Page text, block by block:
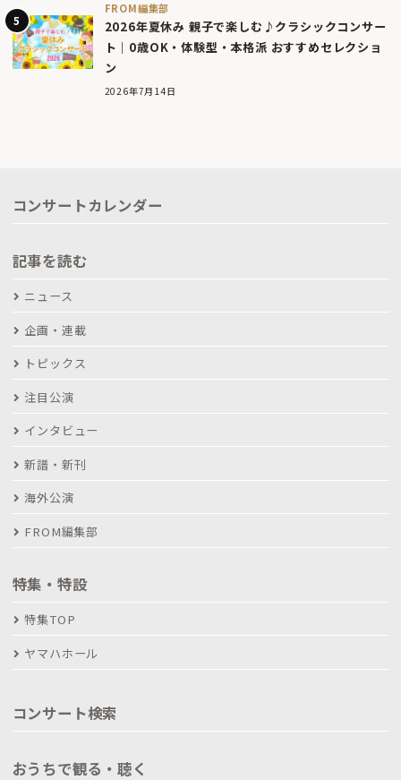
FROM編集部
2026年夏休み 親子で楽しむ♪クラシックコンサー
ト｜0歳OK・体験型・本格派 おすすめセレクショ
ン
2026年7月14日
コンサートカレンダー
記事を読む
ニュース
企画・連載
トピックス
注目公演
インタビュー
新譜・新刊
海外公演
FROM編集部
特集・特設
特集TOP
ヤマハホール
コンサート検索
おうちで観る・聴く